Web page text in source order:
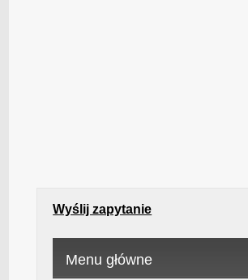
Wyślij zapytanie
Menu główne